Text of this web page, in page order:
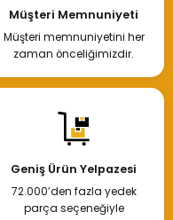
Müşteri Memnuniyeti
Müşteri memnuniyetini her
zaman önceliğimizdir.
Geniş Ürün Yelpazesi
72.000’den fazla yedek
parça seçeneğiyle